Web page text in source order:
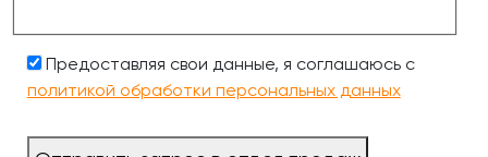
Предоставляя свои данные, я соглашаюсь с
политикой обработки персональных данных